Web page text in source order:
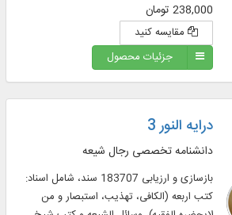
238,000 تومان
مقایسه کنید
جزئیات محصول
درایه النور 3
دانشنامه تخصصی رجال شیعه
بازسازی و ارزیابی 183707 سند، شامل اسناد:
کتب اربعه (الکافی، تهذیب، استبصار و من